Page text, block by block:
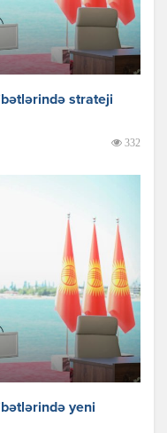
strateji
332
yeni